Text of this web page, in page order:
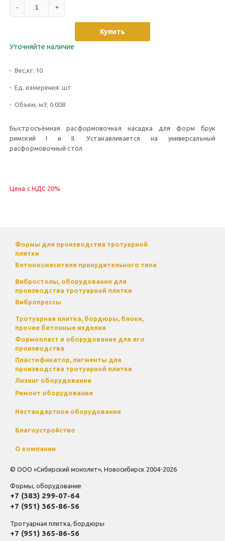
- +
Купить
Уточняйте наличие
Вес,кг: 10
Ед. измерения: шт
Объем, м3: 0.008
Быстросъёмная расформовочная насадка для форм брук
римский I и II. Устанавливается на универсальный
расформовочный стол
Цена с НДС 20%
Формы для производства тротуарной
плитки
Бетоносмесители принудительного типа
Вибростолы, оборудование для
производства тротуарной плитки
Вибропрессы
Тротуарная плитка, бордюры, блоки,
прочие бетонные изделия
Формопласт и оборудование для его
производства
Пластификатор, пигменты для
производства тротуарной плитки
Лизинг оборудования
Ремонт оборудования
Нестандартное оборудование
Благоустройство
О компании
© ООО «Сибирский монолит», Новосибирск 2004-2026
Формы, оборудование
+7 (383) 299-07-64
+7 (951) 365-86-56
Тротуарная плитка, бордюры
+7 (951) 365-86-56